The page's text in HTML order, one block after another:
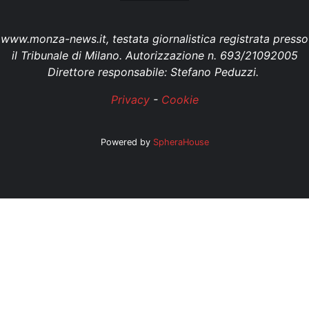
www.monza-news.it, testata giornalistica registrata presso
il Tribunale di Milano. Autorizzazione n. 693/21092005
Direttore responsabile: Stefano Peduzzi.
Privacy- Cookie
Powered by SpheraHouse